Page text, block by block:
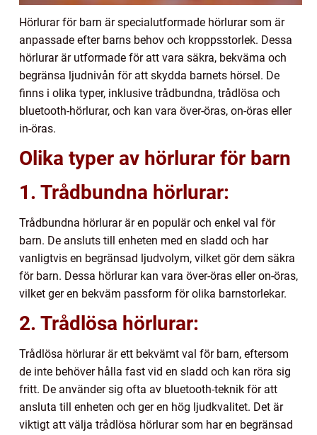
Hörlurar för barn är specialutformade hörlurar som är
anpassade efter barns behov och kroppsstorlek. Dessa
hörlurar är utformade för att vara säkra, bekväma och
begränsa ljudnivån för att skydda barnets hörsel. De
finns i olika typer, inklusive trådbundna, trådlösa och
bluetooth-hörlurar, och kan vara över-öras, on-öras eller
in-öras.
Olika typer av hörlurar för barn
1. Trådbundna hörlurar:
Trådbundna hörlurar är en populär och enkel val för
barn. De ansluts till enheten med en sladd och har
vanligtvis en begränsad ljudvolym, vilket gör dem säkra
för barn. Dessa hörlurar kan vara över-öras eller on-öras,
vilket ger en bekväm passform för olika barnstorlekar.
2. Trådlösa hörlurar:
Trådlösa hörlurar är ett bekvämt val för barn, eftersom
de inte behöver hålla fast vid en sladd och kan röra sig
fritt. De använder sig ofta av bluetooth-teknik för att
ansluta till enheten och ger en hög ljudkvalitet. Det är
viktigt att välja trådlösa hörlurar som har en begränsad